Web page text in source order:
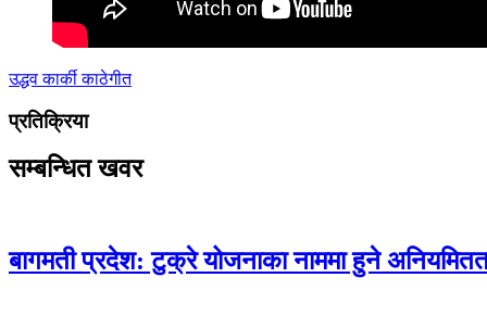
उद्धव कार्कीकाठेगीत
प्रतिक्रिया
सम्बन्धित खवर
बागमती प्रदेश: टुक्रे योजनाका नाममा हुने